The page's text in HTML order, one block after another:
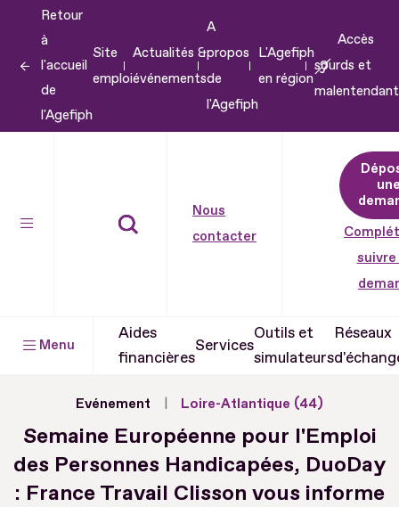
contenu
Retour
à
l'accueil
de
l'Agefiph
Site
emploi
Actualités &
événements
A
propos
de
l'Agefiph
L'Agefiph
en région
Accès
sourds et
Nous
contacter
suivre
Menu
Aides
financières
Services
Outils et
simulateurs
Réseaux
Evénement Loire-Atlantique (44)
Semaine Européenne pour l'Emploi
des Personnes Handicapées, DuoDay
: France Travail Clisson vous informe